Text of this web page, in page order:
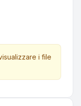
i file